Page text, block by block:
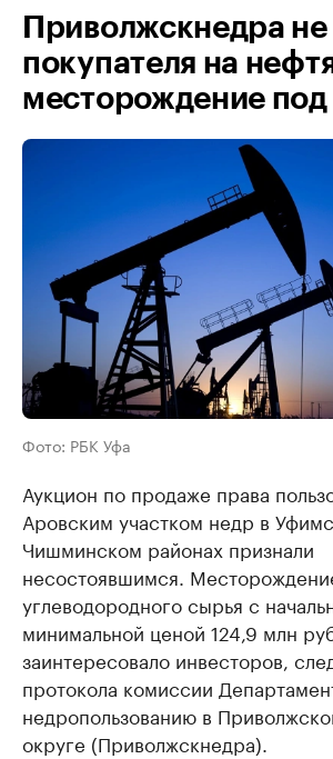
Приволжскнедра
покупателя на
месторождение
Фото: РБК Уфа
Аукцион по продаже права
Аровским участком недр в
Чишминском районах признали
несостоявшимся.
углеводородного сырья с
минимальной ценой 124,9 млн
заинтересовало инвесторов,
протокола комиссии
недропользованию в
округе (Приволжскнедра).